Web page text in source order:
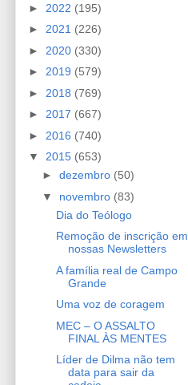
► 2022 (195)
► 2021 (226)
► 2020 (330)
► 2019 (579)
► 2018 (769)
► 2017 (667)
► 2016 (740)
▼ 2015 (653)
► dezembro (50)
▼ novembro (83)
Dia do Teólogo
Remoção de inscrição em
nossas Newsletters
A família real de Campo
Grande
Uma voz de coragem
MEC – O ASSALTO
FINAL ÀS MENTES
Líder de Dilma não tem
data para sair da